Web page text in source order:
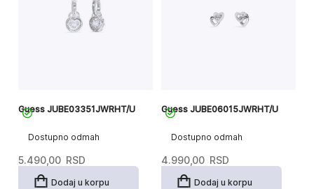
Dostupno odmah
Guess JUBE03351JWRHT/U
5.490,00 RSD
Dodaj u korpu
Dostupno odmah
Guess JUBE06015JWRHT/U
4.990,00 RSD
Dodaj u korpu